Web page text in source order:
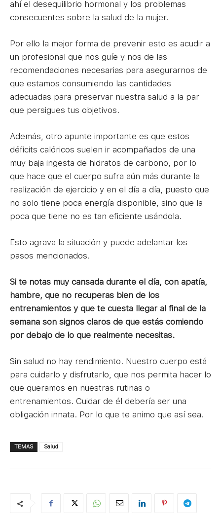
ahí el desequilibrio hormonal y los problemas
consecuentes sobre la salud de la mujer.
Por ello la mejor forma de prevenir esto es acudir a
un profesional que nos guíe y nos de las
recomendaciones necesarias para asegurarnos de
que estamos consumiendo las cantidades
adecuadas para preservar nuestra salud a la par
que persigues tus objetivos.
Además, otro apunte importante es que estos
déficits calóricos suelen ir acompañados de una
muy baja ingesta de hidratos de carbono, por lo
que hace que el cuerpo sufra aún más durante la
realización de ejercicio y en el día a día, puesto que
no solo tiene poca energía disponible, sino que la
poca que tiene no es tan eficiente usándola.
Esto agrava la situación y puede adelantar los
pasos mencionados.
Si te notas muy cansada durante el día, con apatía,
hambre, que no recuperas bien de los
entrenamientos y que te cuesta llegar al final de la
semana son signos claros de que estás comiendo
por debajo de lo que realmente necesitas.
Sin salud no hay rendimiento. Nuestro cuerpo está
para cuidarlo y disfrutarlo, que nos permita hacer lo
que queramos en nuestras rutinas o
entrenamientos. Cuidar de él debería ser una
obligación innata. Por lo que te animo que así sea.
TEMAS Salud